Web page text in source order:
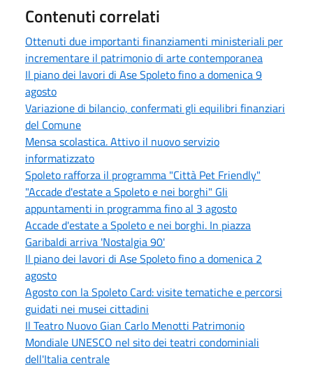
Contenuti correlati
Ottenuti due importanti finanziamenti ministeriali per
incrementare il patrimonio di arte contemporanea
Il piano dei lavori di Ase Spoleto fino a domenica 9
agosto
Variazione di bilancio, confermati gli equilibri finanziari
del Comune
Mensa scolastica. Attivo il nuovo servizio
informatizzato
Spoleto rafforza il programma "Città Pet Friendly"
"Accade d'estate a Spoleto e nei borghi" Gli
appuntamenti in programma fino al 3 agosto
Accade d'estate a Spoleto e nei borghi. In piazza
Garibaldi arriva 'Nostalgia 90'
Il piano dei lavori di Ase Spoleto fino a domenica 2
agosto
Agosto con la Spoleto Card: visite tematiche e percorsi
guidati nei musei cittadini
Il Teatro Nuovo Gian Carlo Menotti Patrimonio
Mondiale UNESCO nel sito dei teatri condominiali
dell'Italia centrale